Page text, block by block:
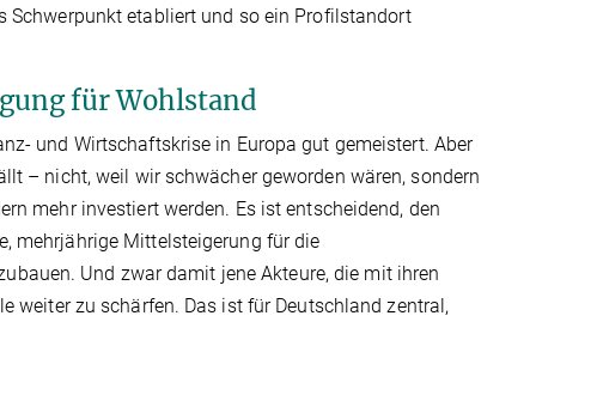
Schwerpunkt etabliert und so ein Profilstandort
für Wohlstand
und Wirtschaftskrise in Europa gut gemeistert. Aber
– nicht, weil wir schwächer geworden wären, sondern
mehr investiert werden. Es ist entscheidend, den
mehrjährige Mittelsteigerung für die
Und zwar damit jene Akteure, die mit ihren
weiter zu schärfen. Das ist für Deutschland zentral,